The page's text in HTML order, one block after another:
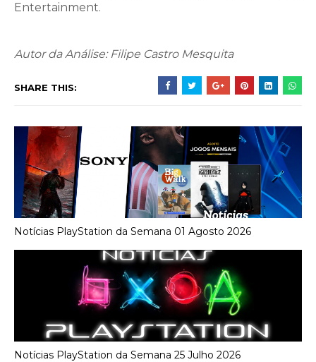
Entertainment.
Autor da Análise: Filipe Castro Mesquita
SHARE THIS:
Notícias PlayStation da Semana 01 Agosto 2026
Notícias PlayStation da Semana 25 Julho 2026